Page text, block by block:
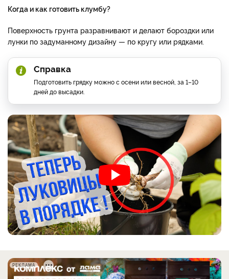
Когда и как готовить клумбу?
Поверхность грунта разравнивают и делают бороздки или
лунки по задуманному дизайну — по кругу или рядками.
Справка
Подготовить грядку можно с осени или весной, за 1–10
дней до высадки.
РЕКЛАМА